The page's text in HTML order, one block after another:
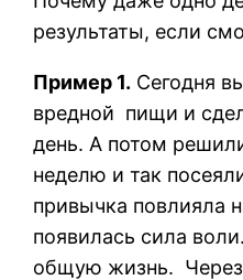
результаты, если
Пример 1. Сегодня
вредной пищи и
день. А потом
неделю и так
привычка повлияла
появилась сила
общую жизнь.